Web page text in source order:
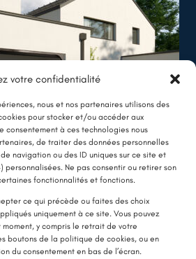
votre confidentialité
nous et nos partenaires utilisons des
pour stocker et/ou accéder aux
consentement à ces technologies nous
de traiter des données personnelles
navigation ou des ID uniques sur ce site et
Ne pas consentir ou retirer son
fonctionnalités et fonctions.
ce qui précède ou faites des choix
uniquement à ce site. Vous pouvez
y compris le retrait de votre
boutons de la politique de cookies, ou en
du consentement en bas de l’écran.
(49)
VOUS ?
utilise très peu d’électricité : elle consomme
pour générer 4 kWh de chaleur.
et économique